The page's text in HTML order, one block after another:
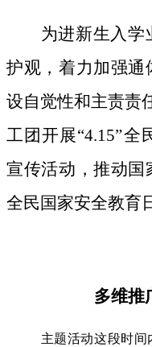
为进新生入学
护观，着力加强通
设自觉性和主责责
工团开展“4.15”
宣传活动，推动国
全民国家安全教育
多维推
主题活动这段时